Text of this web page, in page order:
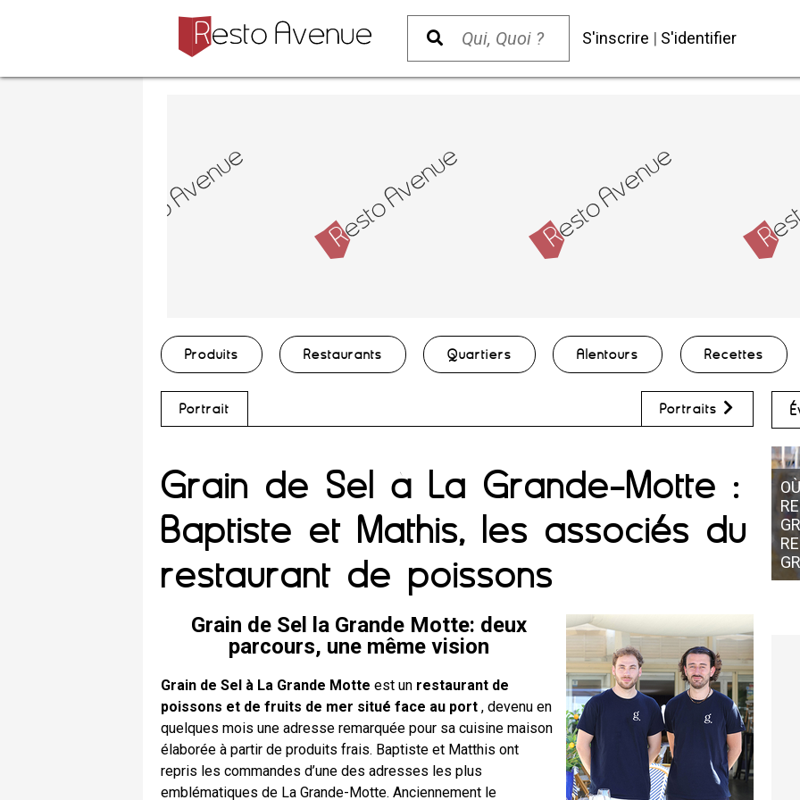
S'inscrire | S'identifier
Produits Restaurants Quartiers Alentours Recettes
Portrait Portraits
Grain de Sel à La Grande-Motte :
Baptiste et Mathis, les associés du
restaurant de poissons
Grain de Sel la Grande Motte: deux
parcours, une même vision
Grain de Sel à La Grande Motte est un restaurant de
poissons et de fruits de mer situé face au port , devenu en
quelques mois une adresse remarquée pour sa cuisine maison
élaborée à partir de produits frais. Baptiste et Matthis ont
repris les commandes d’une des adresses les plus
emblématiques de La Grande-Motte. Anciennement le
OÙ TROUVER UN BON
RESTAURANT SUR LE
GRANDE MOTTE ? AU
RESTAURANT GRAIN DE